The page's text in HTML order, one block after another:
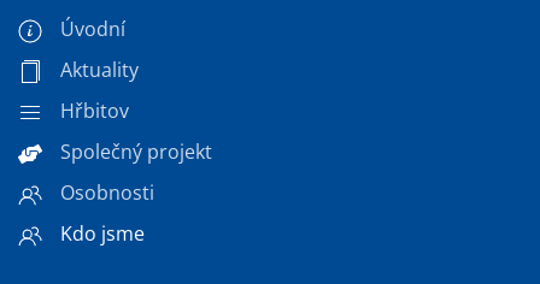
Úvodní
Aktuality
Hřbitov
Společný projekt
Osobnosti
Kdo jsme